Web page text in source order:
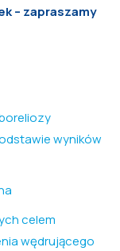
– zapraszamy
wyników
celem
wędrującego